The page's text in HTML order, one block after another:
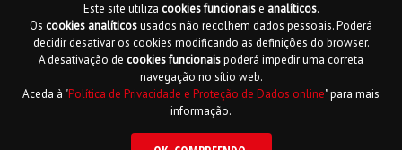
Este site utiliza cookiesfuncionaise analíticos.
Os cookies analíticosusados não recolhem dados pessoais. Poderá
decidir desativar os cookies modificando as definições do browser.
A desativação de cookiesfuncionaispoderá impedir uma correta
navegação no sítio web.
Aceda à "Política de Privacidade e Proteção de Dados online" para mais
informação.
Fundada em 1941
Membro Honorário da Ordem de Benemerência - 1966
Membro Honorário da Ordem de Cristo - 2006
Ordem do Infante D. Henrique - 2016
Livro de reclamações online
Política de Privacidade e Proteção de Dados
English
Copyright LPCC 2015 Desenvolvido porHi INTERACTIVE
porPTisp